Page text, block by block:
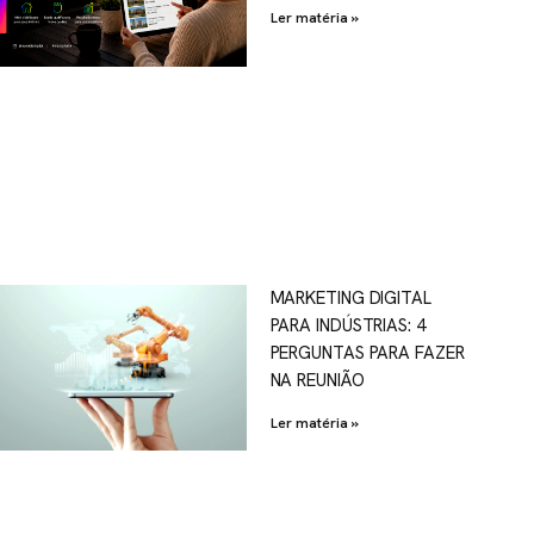
Ler matéria »
MARKETING DIGITAL
PARA INDÚSTRIAS: 4
PERGUNTAS PARA FAZER
NA REUNIÃO
Ler matéria »